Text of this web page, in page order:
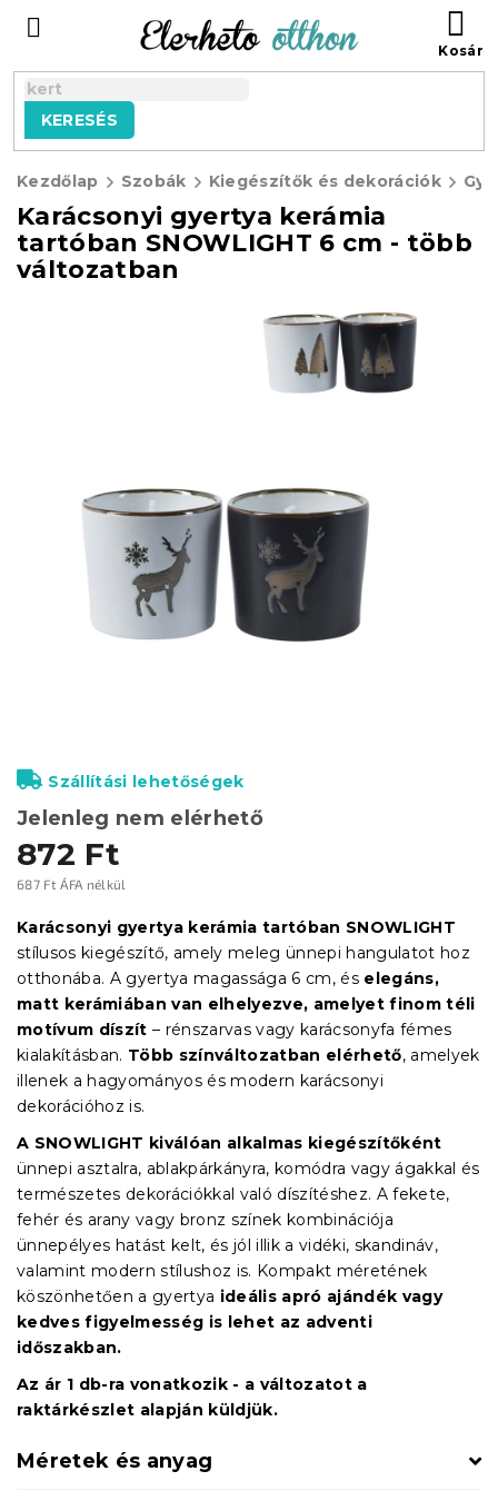
tartalomhoz
KERESÉS
Kezdőlap Szobák Kiegészítők és dekorációk
Karácsonyi gyertya kerámia
tartóban SNOWLIGHT 6 cm - több
változatban
872 Ft
687 Ft ÁFA nélkül
Jelenleg nem elérhető
Szállítási lehetőségek
Karácsonyi gyertya kerámia tartóban SNOWLIGHT
stílusos kiegészítő, amely meleg ünnepi hangulatot hoz
otthonába. A gyertya magassága 6 cm, és elegáns,
matt kerámiában van elhelyezve, amelyet finom téli
motívum díszít – rénszarvas vagy karácsonyfa fémes
kialakításban. Több színváltozatban elérhető, amelyek
illenek a hagyományos és modern karácsonyi
dekorációhoz is.
A SNOWLIGHT kiválóan alkalmas kiegészítőként
ünnepi asztalra, ablakpárkányra, komódra vagy ágakkal és
természetes dekorációkkal való díszítéshez. A fekete,
fehér és arany vagy bronz színek kombinációja
ünnepélyes hatást kelt, és jól illik a vidéki, skandináv,
valamint modern stílushoz is. Kompakt méretének
köszönhetően a gyertya ideális apró ajándék vagy
kedves figyelmesség is lehet az adventi
időszakban.
Az ár 1 db-ra vonatkozik - a változatot a
raktárkészlet alapján küldjük.
Méretek és anyag